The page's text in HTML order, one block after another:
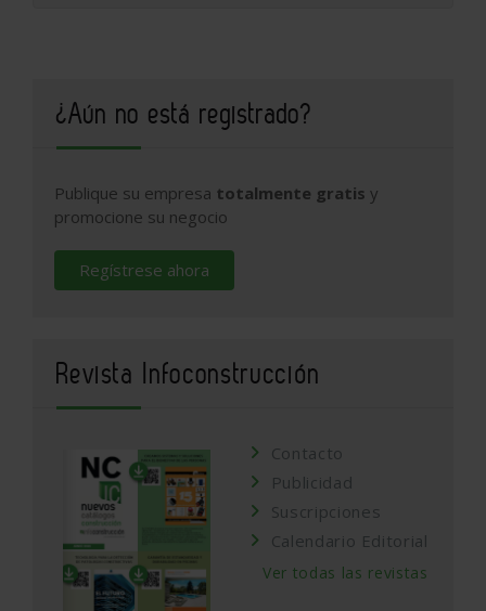
¿Aún no está registrado?
Publique su empresa totalmente gratis y
promocione su negocio
Regístrese ahora
Revista Infoconstrucción
Contacto
Publicidad
Suscripciones
Calendario Editorial
Ver todas las revistas